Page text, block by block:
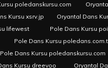
poledanskursu.com
Kursu xsrv.jp Oryantal Dans
lifewest Pole Dans Kursu
Pole Dans Kursu
Pole Dans Kursu poledanskursu.com
Kursu dreevoo Oryantal